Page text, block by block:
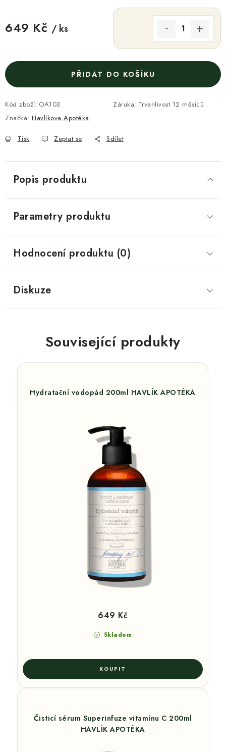
649 Kč / ks
PŘIDAT DO KOŠÍKU
Kód zboží: OA103 Záruka: Trvanlivost 12 měsíců
Značka: Havlíkova Apotéka
Tisk Zeptat se Sdílet
Popis produktu
Parametry produktu
Hodnocení produktu (0)
Diskuze
Související produkty
Hydratační vodopád 200ml HAVLÍK APOTÉKA
Skladem
649 Kč
Čisticí sérum Superinfuze vitamínu C 200ml
HAVLÍK APOTÉKA